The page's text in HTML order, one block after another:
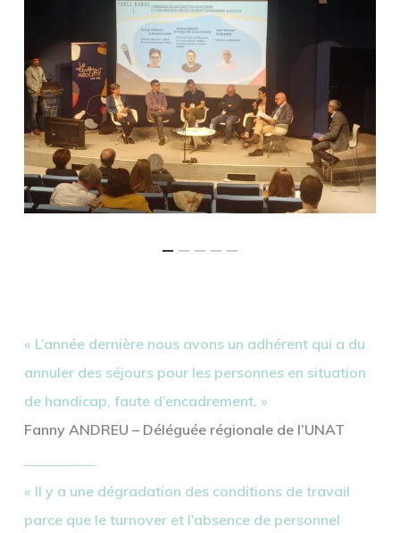
« L’année dernière nous avons un adhérent qui a du
annuler des séjours pour les personnes en situation
de handicap, faute d’encadrement. »
Fanny ANDREU – Déléguée régionale de l’UNAT
« Il y a une dégradation des conditions de travail
parce que le turnover et l’absencede personnel